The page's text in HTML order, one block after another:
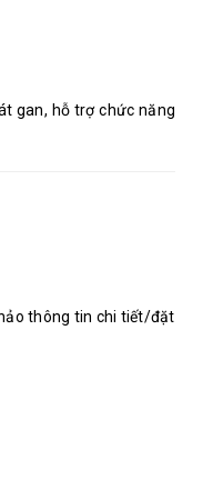
gan, hỗ trợ chức năng
thông tin chi tiết/đặt